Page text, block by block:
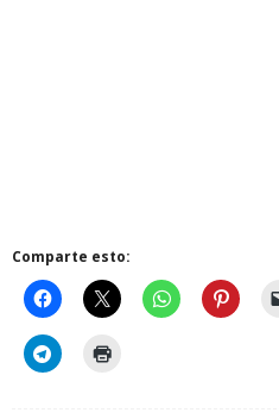
Comparte esto: